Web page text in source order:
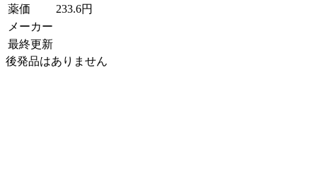
薬価
233.6円
メーカー
最終更新
後発品はありません